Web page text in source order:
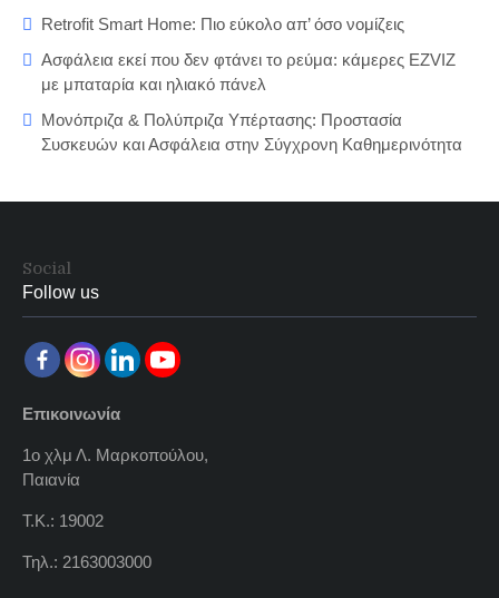
Retrofit Smart Home: Πιο εύκολο απ’ όσο νομίζεις
Ασφάλεια εκεί που δεν φτάνει το ρεύμα: κάμερες EZVIZ
με μπαταρία και ηλιακό πάνελ
Μονόπριζα & Πολύπριζα Υπέρτασης: Προστασία
Συσκευών και Ασφάλεια στην Σύγχρονη Καθημερινότητα
Social
Follow us
Επικοινωνία
1ο χλμ Λ. Μαρκοπούλου,
Παιανία
Τ.Κ.: 19002
Τηλ.: 2163003000